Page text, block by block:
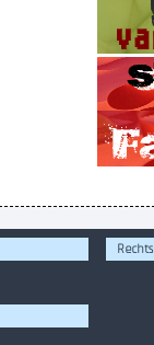
Rechts